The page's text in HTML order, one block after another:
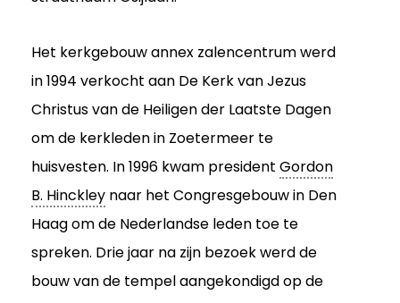
Het kerkgebouw annex zalencentrum werd
in 1994 verkocht aan De Kerk van Jezus
Christus van de Heiligen der Laatste Dagen
om de kerkleden in Zoetermeer te
huisvesten. In 1996 kwam president Gordon
B. Hinckley naar het Congresgebouw in Den
Haag om de Nederlandse leden toe te
spreken. Drie jaar na zijn bezoek werd de
bouw van de tempel aangekondigd op de